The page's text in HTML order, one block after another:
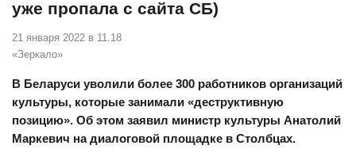
уже пропала с сайта СБ)
21 января 2022 в 11.18
«Зеркало»
В Беларуси уволили более 300 работников организаций
культуры, которые занимали «деструктивную
позицию». Об этом заявил министр культуры Анатолий
Маркевич на диалоговой площадке в Столбцах.